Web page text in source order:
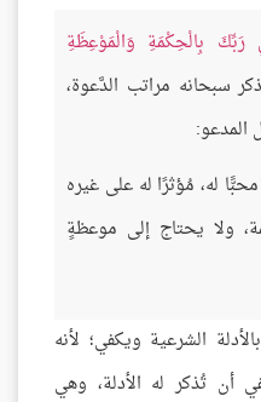
بِالْحِكْمَةِ وَالْمَوْعِظَةِ
[النحل:125]، ذكر سبحانه مراتب الدَّعوة،
المدعو:
له، مُؤثرًا له على غيره
ولا يحتاج إلى موعظةٍ
الشرعية ويكفي؛ لأنه
أن تُذكر له الأدلة، وهي